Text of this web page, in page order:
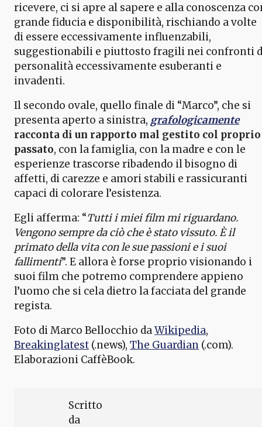
ricevere, ci si apre al sapere e alla conoscenza
grande fiducia e disponibilità, rischiando a volte
di essere eccessivamente influenzabili,
suggestionabili e piuttosto fragili nei confronti
personalità eccessivamente esuberanti e
invadenti.
Il secondo ovale, quello finale di “Marco”, che si
presenta aperto a sinistra, grafologicamente
racconta di un rapporto mal gestito col proprio
passato, con la famiglia, con la madre e con le
esperienze trascorse ribadendo il bisogno di
affetti, di carezze e amori stabili e rassicuranti
capaci di colorare l’esistenza.
Egli afferma: “Tutti i miei film mi riguardano.
Vengono sempre da ciò che è stato vissuto. È il
primato della vita con le sue passioni e i suoi
fallimenti”. E allora è forse proprio visionando i
suoi film che potremo comprendere appieno
l’uomo che si cela dietro la facciata del grande
regista.
Foto di Marco Bellocchio daWikipedia,
Breakinglatest (.news), The Guardian (.com).
Elaborazioni CaffèBook.
Scritto
da